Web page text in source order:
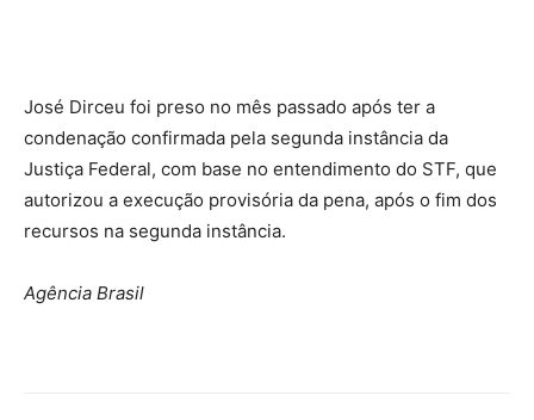
José Dirceu foi preso no mês passado após ter a
condenação confirmada pela segunda instância da
Justiça Federal, com base no entendimento do STF, que
autorizou a execução provisória da pena, após o fim dos
recursos na segunda instância.
Agência Brasil